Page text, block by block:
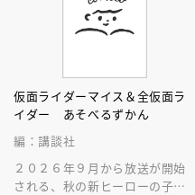
仮面ライダーマイス＆全仮面ラ
イダー あそべるずかん
編：講談社
２０２６年９月から放送が開始
される、秋の新ヒーローの子供